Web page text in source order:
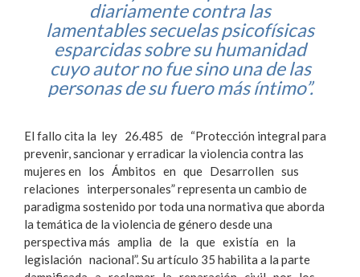
diariamente contra las
lamentables secuelas psico­físicas
esparcidas sobre su humanidad
cuyo autor no fue sino una de las
personas de su fuero más íntimo”.
El fallo cita la ley 26.485 de “Protección integral para
prevenir, sancionar y erradicar la violencia contra las
mujeres en los Ámbitos en que Desarrollen sus
relaciones interpersonales” representa un cambio de
paradigma sostenido por toda una normativa que aborda
la temática de la violencia de género desde una
perspectiva más amplia de la que existía en la
legislación nacional”. Su artículo 35 habilita a la parte